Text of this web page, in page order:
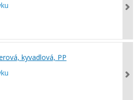
kyvadlová, PP